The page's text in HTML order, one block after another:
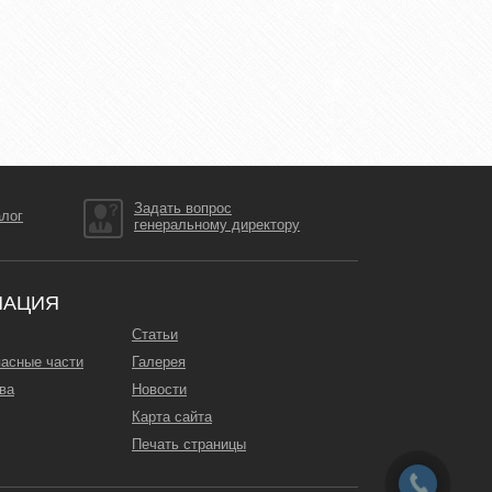
Задать вопрос
генеральному директору
части
Статьи
Галерея
Новости
Карта сайта
Печать страницы